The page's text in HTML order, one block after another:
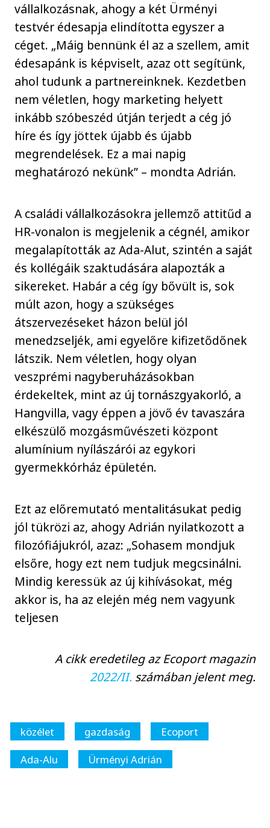
vállalkozásnak, ahogy a két Ürményi
testvér édesapja elindította egyszer a
céget. „Máig bennünk él az a szellem, amit
édesapánk is képviselt, azaz ott segítünk,
ahol tudunk a partnereinknek. Kezdetben
nem véletlen, hogy marketing helyett
inkább szóbeszéd útján terjedt a cég jó
híre és így jöttek újabb és újabb
megrendelések. Ez a mai napig
meghatározó nekünk” – mondta Adrián.
A családi vállalkozásokra jellemző attitűd a
HR-vonalon is megjelenik a cégnél, amikor
megalapították az Ada-Alut, szintén a saját
és kollégáik szaktudására alapozták a
sikereket. Habár a cég így bővült is, sok
múlt azon, hogy a szükséges
átszervezéseket házon belül jól
menedzseljék, ami egyelőre kifizetődőnek
látszik. Nem véletlen, hogy olyan
veszprémi nagyberuházásokban
érdekeltek, mint az új tornászgyakorló, a
Hangvilla, vagy éppen a jövő év tavaszára
elkészülő mozgásművészeti központ
alumínium nyílászárói az egykori
gyermekkórház épületén.
Ezt az előremutató mentalitásukat pedig
jól tükrözi az, ahogy Adrián nyilatkozott a
filozófiájukról, azaz: „Sohasem mondjuk
elsőre, hogy ezt nem tudjuk megcsinálni.
Mindig keressük az új kihívásokat, még
akkor is, ha az elején még nem vagyunk
teljesen
A cikk eredetileg az Ecoport magazin
2022/II. számában jelent meg.
közélet gazdaság
Ecoport
Ada-Alu
Ürményi Adrián